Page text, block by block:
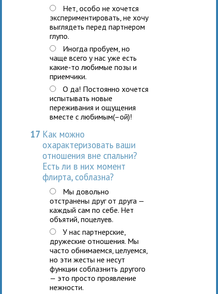
Нет, особо не хочется
экспериментировать, не хочу
выглядеть перед партнером
глупо.
Иногда пробуем, но
чаще всего у нас уже есть
какие-то любимые позы и
приемчики.
О да! Постоянно хочется
испытывать новые
переживания и ощущения
вместе с любимым(–ой)!
17 Как можно
охарактеризовать ваши
отношения вне спальни?
Есть ли в них момент
флирта, соблазна?
Мы довольно
отстранены друг от друга —
каждый сам по себе. Нет
объятий, поцелуев.
У нас партнерские,
дружеские отношения. Мы
часто обнимаемся, целуемся,
но эти жесты не несут
функции соблазнить другого
— это просто проявление
нежности.